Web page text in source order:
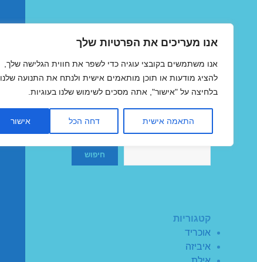
אנו מעריכים את הפרטיות שלך
אנו משתמשים בקובצי עוגיה כדי לשפר את חווית הגלישה שלך,
להציג מודעות או תוכן מותאמים אישית ולנתח את התנועה שלנו.
בלחיצה על "אישור", אתה מסכים לשימוש שלנו בעוגיות.
התאמה אישית דחה הכל אישור
MegaFlights טיסות מוזלות
חיפוש
חיפוש
קטגוריות
אוכריד
איביזה